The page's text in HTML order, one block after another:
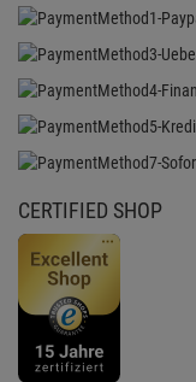
CERTIFIED SHOP